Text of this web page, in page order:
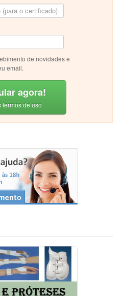
de novidades e
email.
agora!
termos de uso